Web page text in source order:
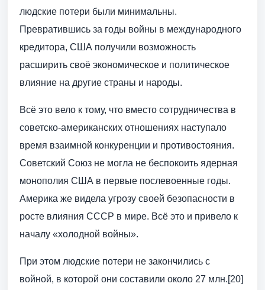
людские потери были минимальны.
Превратившись за годы войны в международного
кредитора, США получили возможность
расширить своё экономическое и политическое
влияние на другие страны и народы.
Всё это вело к тому, что вместо сотрудничества в
советско-американских отношениях наступало
время взаимной конкуренции и противостояния.
Советский Союз не могла не беспокоить ядерная
монополия США в первые послевоенные годы.
Америка же видела угрозу своей безопасности в
росте влияния СССР в мире. Всё это и привело к
началу «холодной войны».
При этом людские потери не закончились с
войной, в которой они составили около 27 млн.[20]